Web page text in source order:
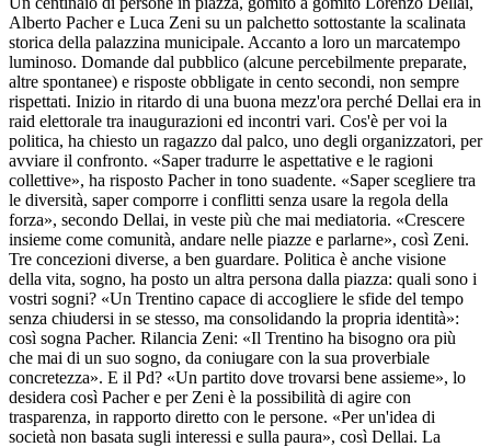
Alberto Pacher e Luca Zeni su un palchetto sottostante la scalinata
storica della palazzina municipale. Accanto a loro un marcatempo
luminoso. Domande dal pubblico (alcune percebilmente preparate,
altre spontanee) e risposte obbligate in cento secondi, non sempre
rispettati. Inizio in ritardo di una buona mezz'ora perché Dellai era in
raid elettorale tra inaugurazioni ed incontri vari. Cos'è per voi la
politica, ha chiesto un ragazzo dal palco, uno degli organizzatori, per
avviare il confronto. «Saper tradurre le aspettative e le ragioni
collettive», ha risposto Pacher in tono suadente. «Saper scegliere tra
le diversità, saper comporre i conflitti senza usare la regola della
forza», secondo Dellai, in veste più che mai mediatoria. «Crescere
insieme come comunità, andare nelle piazze e parlarne», così Zeni.
Tre concezioni diverse, a ben guardare. Politica è anche visione
della vita, sogno, ha posto un altra persona dalla piazza: quali sono i
vostri sogni? «Un Trentino capace di accogliere le sfide del tempo
senza chiudersi in se stesso, ma consolidando la propria identità»:
così sogna Pacher. Rilancia Zeni: «Il Trentino ha bisogno ora più
che mai di un suo sogno, da coniugare con la sua proverbiale
concretezza». E il Pd? «Un partito dove trovarsi bene assieme», lo
desidera così Pacher e per Zeni è la possibilità di agire con
trasparenza, in rapporto diretto con le persone. «Per un'idea di
società non basata sugli interessi e sulla paura», così Dellai. La